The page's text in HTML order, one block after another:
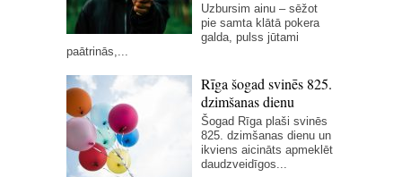
Uzbursim ainu – sēžot
pie samta klātā pokera
galda, pulss jūtami
paātrinās,...
Rīga šogad svinēs 825.
dzimšanas dienu
Šogad Rīga plaši svinēs
825. dzimšanas dienu un
ikviens aicināts apmeklēt
daudzveidīgos...